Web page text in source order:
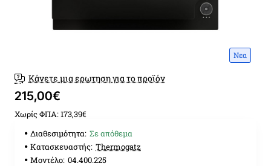
Νεα
Κάνετε μια ερωτηση για το προϊόν
215,00€
Χωρίς ΦΠΑ: 173,39€
Διαθεσιμότητα: Σε απόθεμα
Κατασκευαστής: Thermogatz
Μοντέλο: 04.400.225